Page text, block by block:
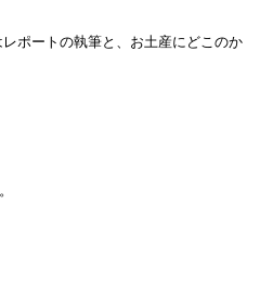
ポートの執筆と、お土産にどこのか